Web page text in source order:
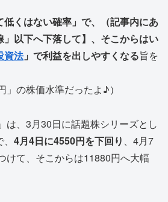
低くはない確率」で、（記事内にあ
以下へ下落して】、そこからはい
資法」で利益を出しやすくなる旨を
」の株価水準だったよ♪）
」は、3月30日に話題株シリーズとし
4月4日に4550円を下回り
、4月7
けて、そこからは11880円へ大幅